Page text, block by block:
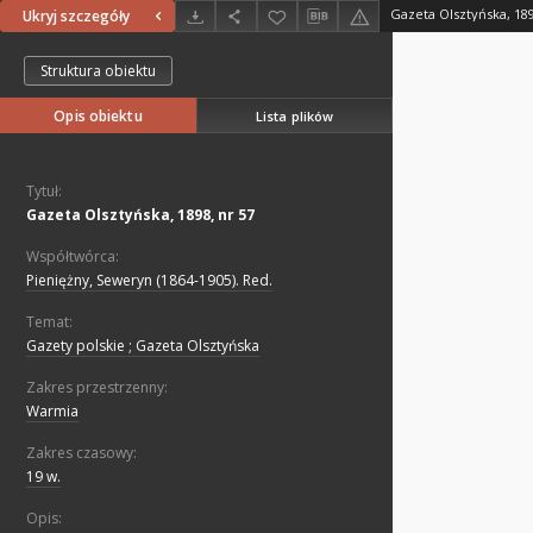
Ukryj szczegóły Gazeta Olsztyńska,
Struktura obiektu
Opis obiektu Lista plików
Tytuł:
Gazeta Olsztyńska, 1898, nr 57
Współtwórca:
Pieniężny, Seweryn (1864-1905). Red.
Temat:
Gazety polskie ; Gazeta Olsztyńska
Zakres przestrzenny:
Warmia
Zakres czasowy:
19 w.
Opis: